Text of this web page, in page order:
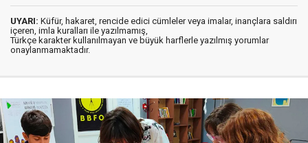
UYARI: Küfür, hakaret, rencide edici cümleler veya imalar, inançlara saldırı
içeren, imla kuralları ile yazılmamış,
Türkçe karakter kullanılmayan ve büyük harflerle yazılmış yorumlar
onaylanmamaktadır.